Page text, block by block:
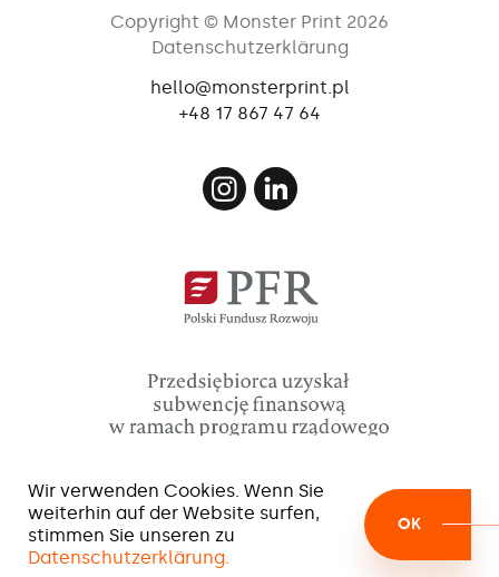
Copyright © Monster Print 2026
Datenschutzerklärung
hello@monsterprint.pl
+48 17 867 47 64
Wir verwenden Cookies. Wenn Sie
weiterhin auf der Website surfen,
stimmen Sie unseren zu
Datenschutzerklärung.
OK